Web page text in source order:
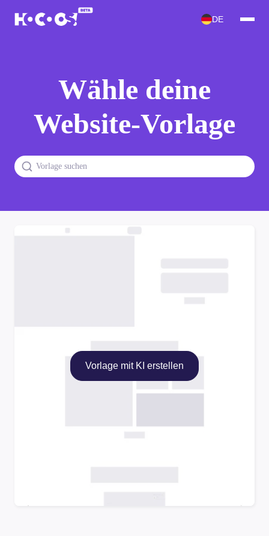
DE
Wähle deine
Website-Vorlage
Vorlage mit KI erstellen